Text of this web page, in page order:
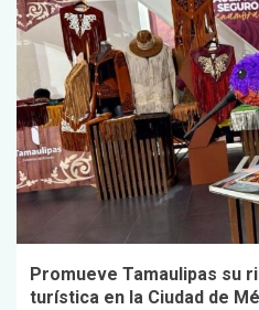
Promueve Tamaulipas su
turística en la Ciudad de